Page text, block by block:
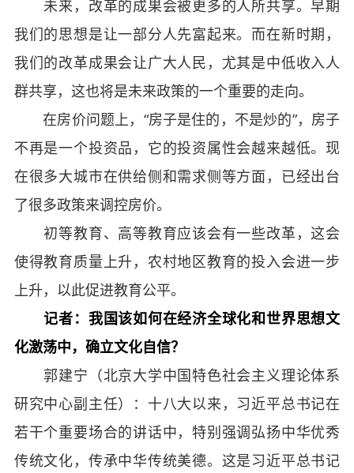
未来，改革的成果会被更多的人所共享。早期
我们的思想是让一部分人先富起来。而在新时期，
我们的改革成果会让广大人民，尤其是中低收入人
群共享，这也将是未来政策的一个重要的走向。
在房价问题上，“房子是住的，不是炒的”，房子
不再是一个投资品，它的投资属性会越来越低。现
在很多大城市在供给侧和需求侧等方面，已经出台
了很多政策来调控房价。
初等教育、高等教育应该会有一些改革，这会
使得教育质量上升，农村地区教育的投入会进一步
上升，以此促进教育公平。
记者：我国该如何在经济全球化和世界思想文
化激荡中，确立文化自信？
郭建宁（北京大学中国特色社会主义理论体系
研究中心副主任）：十八大以来，习近平总书记在
若干个重要场合的讲话中，特别强调弘扬中华优秀
传统文化，传承中华传统美德。这是习近平总书记